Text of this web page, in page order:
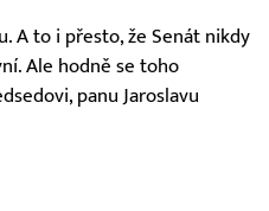
A to i přesto, že Senát nikdy
Ale hodně se toho
panu Jaroslavu